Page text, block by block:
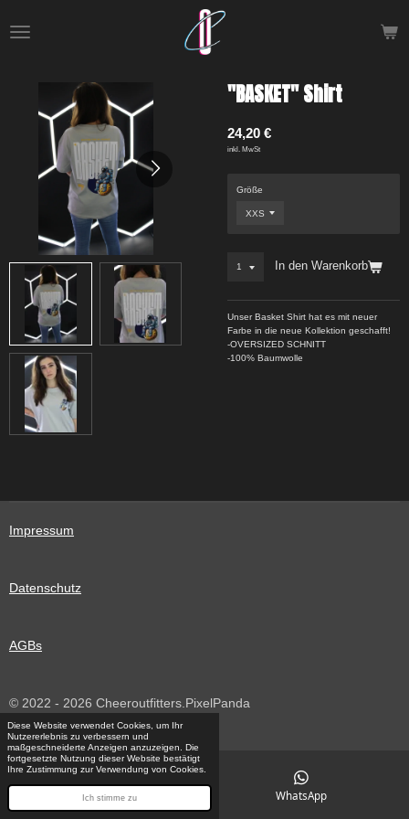
Diese Website verwendet Cookies, um Ihr
Nutzererlebnis zu verbessern und
maßgeschneiderte Anzeigen anzuzeigen. Die
fortgesetzte Nutzung dieser Website bestätigt
Ihre Zustimmung zur Verwendung von Cookies.
Ich stimme zu
Hauptinhalt
"BASKET" Shirt
24,20 €
inkl. MwSt
Größe
In den Warenkorb
Unser Basket Shirt hat es mit neuer
Farbe in die neue Kollektion geschafft!
-OVERSIZED SCHNITT
-100% Baumwolle
Impressum
Datenschutz
AGBs
© 2022 - 2026 Cheeroutfitters.PixelPanda
Mit Unterstützung vonWebador
E-Mail WhatsApp